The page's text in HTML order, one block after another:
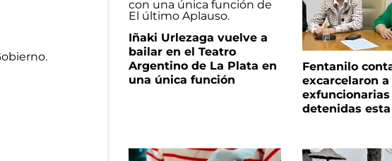
Iñaki Urlezaga vuelve a
bailar en el Teatro
Argentino de La Plata en
una única función
Fentanilo
excarcelaron a
exfuncionarias
detenidas